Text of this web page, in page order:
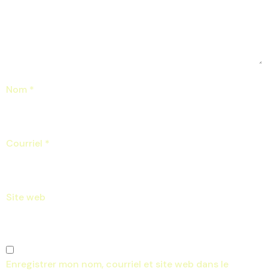
Nom *
Courriel *
Site web
Enregistrer mon nom, courriel et site web dans le